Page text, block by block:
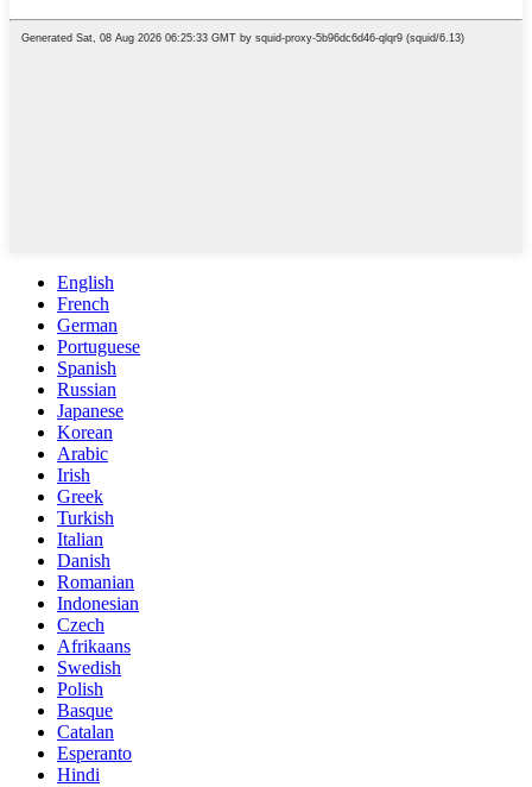
English
French
German
Portuguese
Spanish
Russian
Japanese
Korean
Arabic
Irish
Greek
Turkish
Italian
Danish
Romanian
Indonesian
Czech
Afrikaans
Swedish
Polish
Basque
Catalan
Esperanto
Hindi